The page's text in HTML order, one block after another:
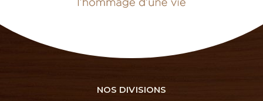
NOS DIVISIONS